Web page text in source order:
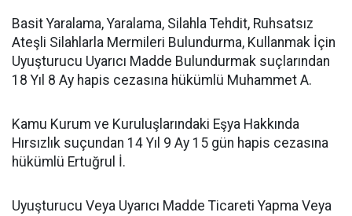
Basit Yaralama, Yaralama, Silahla Tehdit, Ruhsatsız
Ateşli Silahlarla Mermileri Bulundurma, Kullanmak İçin
Uyuşturucu Uyarıcı Madde Bulundurmak suçlarından
18 Yıl 8 Ay hapis cezasına hükümlü Muhammet A.
Kamu Kurum ve Kuruluşlarındaki Eşya Hakkında
Hırsızlık suçundan 14 Yıl 9 Ay 15 gün hapis cezasına
hükümlü Ertuğrul İ.
Uyuşturucu Veya Uyarıcı Madde Ticareti Yapma Veya